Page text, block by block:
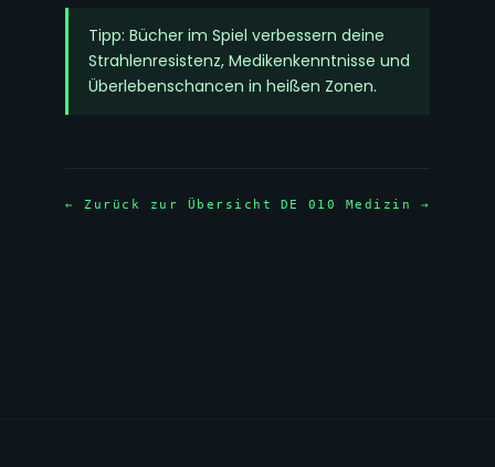
Tipp: Bücher im Spiel verbessern deine
Strahlenresistenz, Medikenkenntnisse und
Überlebenschancen in heißen Zonen.
← Zurück zur Übersicht DE 010 Medizin →